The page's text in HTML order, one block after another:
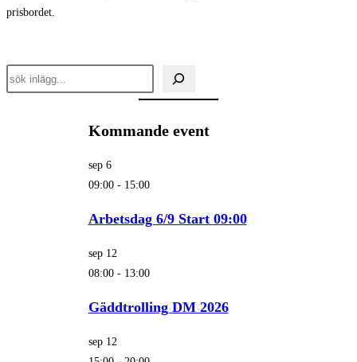
prisbordet.
Sök
inlägg
Kommande event
sep 6
09:00- 15:00
Arbetsdag 6/9 Start 09:00
sep 12
08:00- 13:00
Gäddtrolling DM 2026
sep 12